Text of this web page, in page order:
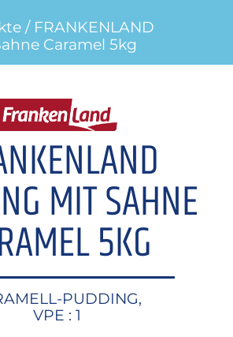
/ FRANKENLAND
Caramel 5kg
MIT SAHNE
5KG
PUDDING,
VPE : 1